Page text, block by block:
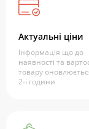
Актуальні ціни
Інформація що до
наявності та
товару
2-і години